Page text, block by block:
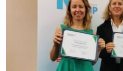
ИНТЕРВЈУА